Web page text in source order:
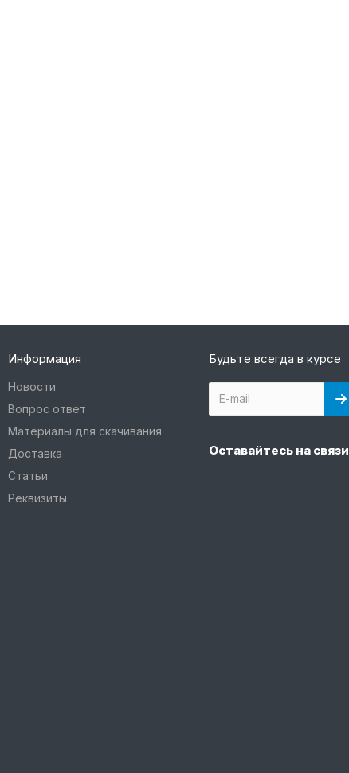
Информация
Новости
Вопрос ответ
Материалы для скачивания
Доставка
Статьи
Реквизиты
Будьте всегда в курсе
Оставайтесь на связи